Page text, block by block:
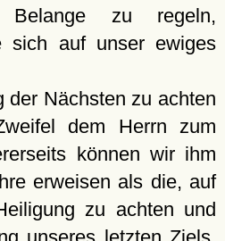
Belange zu regeln,
sich auf unser ewiges
der Nächsten zu achten
dem Herrn zum
können wir ihm
erweisen als die, auf
zu achten und